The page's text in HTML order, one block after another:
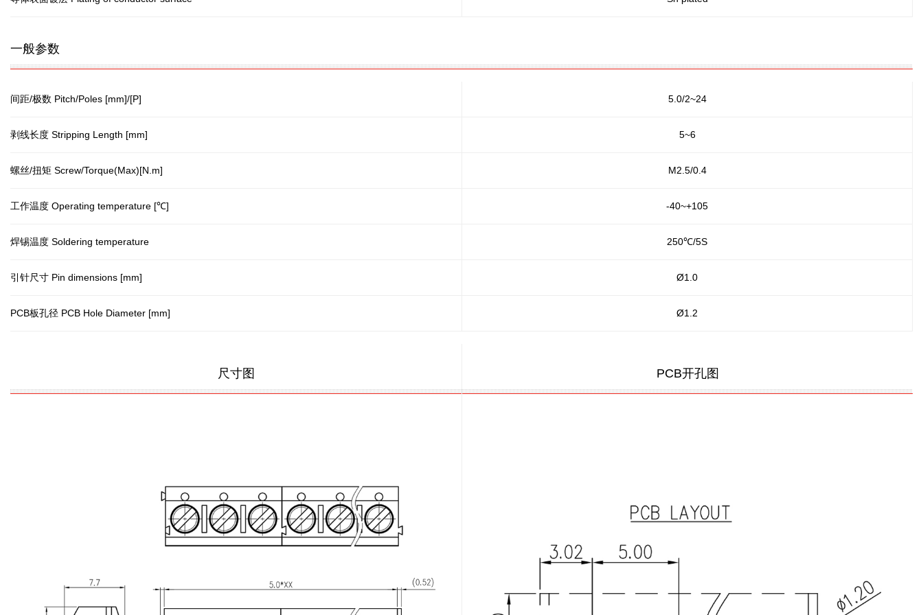
一般参数
间距/极数 Pitch/Poles [mm]/[P] 5.0/2~24
剥线长度 Stripping Length [mm] 5~6
螺丝/扭矩 Screw/Torque(Max)[N.m] M2.5/0.4
工作温度 Operating temperature [℃] -40~+105
焊锡温度 Soldering temperature 250℃/5S
引针尺寸 Pin dimensions [mm] Ø1.0
PCB板孔径 PCB Hole Diameter [mm] Ø1.2
尺寸图 PCB开孔图